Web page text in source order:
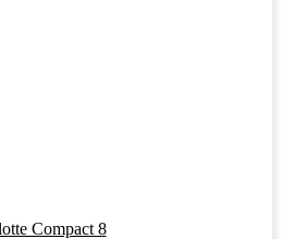
Compact 8